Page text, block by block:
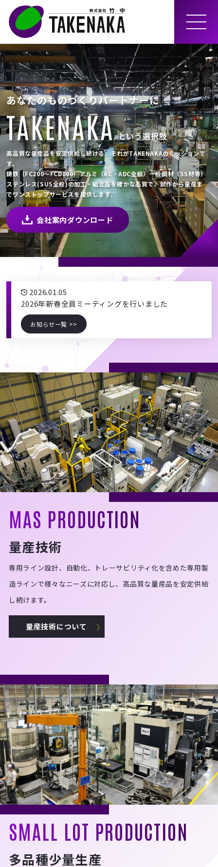
MEN
あなたのものづくりパートナーに
TAKENAKAという選択肢
高品質な量産品を安定供給し続ける。それがTAKENAKAのミッションで
す。
鋳鉄（FC200～FCD800）アルミ（AC・ADC全般）一般鋼材（SS材等）
ステンレス(SUS全般)の加工・組立品を確かな品質で、試作から量産ま
でワンストップサービスを提供します。
会社案内ダウンロード
2026.01.05
2026年新春全員ミーティングを行いました
お知らせ一覧 >>
MAS PRODUCTION
量産技術
専用ライン設計、自動化、トレーサビリティ化を含めた専用製
造ラインで様々なニーズに対応し、高品質な量産品を安定供給
し続けます。
量産技術について
SMALL LOT PRODUCTION
多品種少量生産